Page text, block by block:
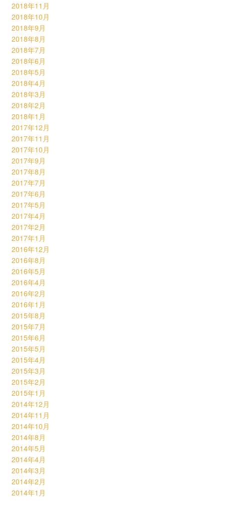
2018年11月
2018年10月
2018年9月
2018年8月
2018年7月
2018年6月
2018年5月
2018年4月
2018年3月
2018年2月
2018年1月
2017年12月
2017年11月
2017年10月
2017年9月
2017年8月
2017年7月
2017年6月
2017年5月
2017年4月
2017年2月
2017年1月
2016年12月
2016年8月
2016年5月
2016年4月
2016年2月
2016年1月
2015年8月
2015年7月
2015年6月
2015年5月
2015年4月
2015年3月
2015年2月
2015年1月
2014年12月
2014年11月
2014年10月
2014年8月
2014年5月
2014年4月
2014年3月
2014年2月
2014年1月